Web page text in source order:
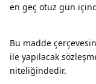
en geç otuz gün
Bu madde
ile yapılacak
niteliğindedir.